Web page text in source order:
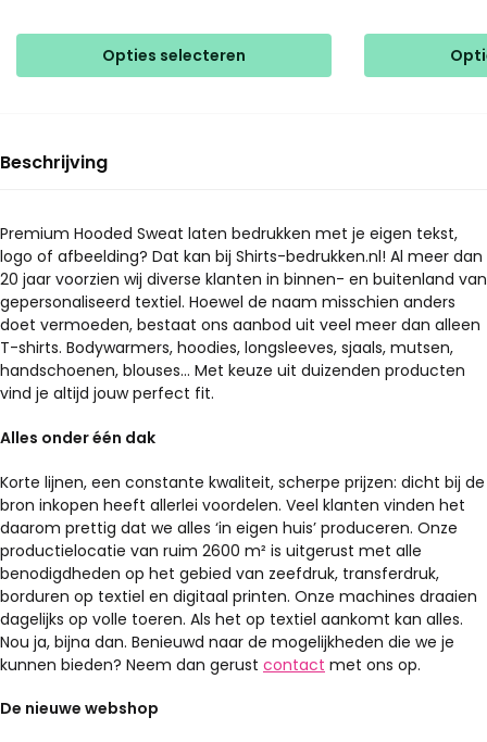
Opties selecteren
product
meerdere
optie
worden
op
de
productpagina
heeft
gekozen
worden
op
de
productpagina
Beschrijving
Premium Hooded Sweat laten bedrukken met je eigen tekst,
logo of afbeelding? Dat kan bij Shirts-bedrukken.nl! Al meer dan
20 jaar voorzien wij diverse klanten in binnen- en buitenland van
gepersonaliseerd textiel. Hoewel de naam misschien anders
doet vermoeden, bestaat ons aanbod uit veel meer dan alleen
T-shirts. Bodywarmers, hoodies, longsleeves, sjaals, mutsen,
handschoenen, blouses… Met keuze uit duizenden producten
vind je altijd jouw perfect fit.
Alles onder één dak
Korte lijnen, een constante kwaliteit, scherpe prijzen: dicht bij de
bron inkopen heeft allerlei voordelen. Veel klanten vinden het
daarom prettig dat we alles ‘in eigen huis’ produceren. Onze
productielocatie van ruim 2600 m² is uitgerust met alle
benodigdheden op het gebied van zeefdruk, transferdruk,
borduren op textiel en digitaal printen. Onze machines draaien
dagelijks op volle toeren. Als het op textiel aankomt kan alles.
Nou ja, bijna dan. Benieuwd naar de mogelijkheden die we je
kunnen bieden? Neem dan gerust contact met ons op.
De nieuwe webshop